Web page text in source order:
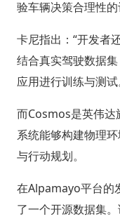
验车辆决策合理性的
卡尼指出：“开发者
结合真实驾驶数据
应用进行训练与测试
而Cosmos是英伟达
系统能够构建物理
与行动规划。
在Alpamayo平台的
了一个开源数据集